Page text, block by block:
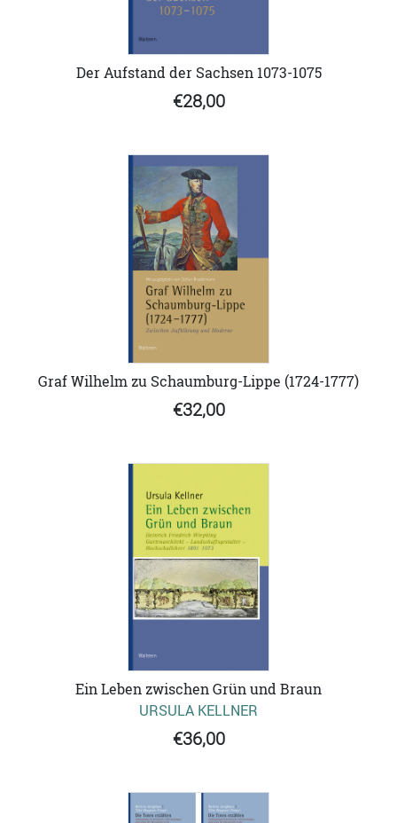
Der Aufstand der Sachsen 1073-1075
€28,00
Graf Wilhelm zu Schaumburg-Lippe (1724-1777)
€32,00
Ein Leben zwischen Grün und Braun
URSULA KELLNER
€36,00